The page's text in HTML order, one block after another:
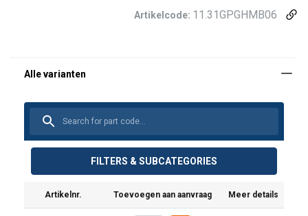
Artikelcode: 11.31GPGHMB06
FILTERS & SUBCATEGORIES
Artikelnr. Toevoegen aan aanvraag Meer details